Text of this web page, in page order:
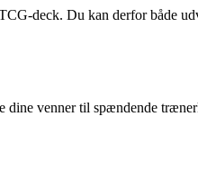
deck. Du kan derfor både
venner til spændende